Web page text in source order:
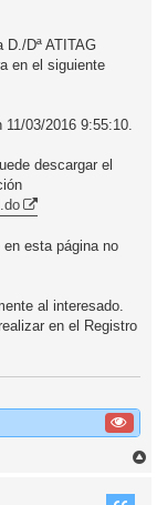
D./Dª ATITAG
en el siguiente
03/2016 9:55:10.
descargar el
esta página no
al interesado.
en el Registro